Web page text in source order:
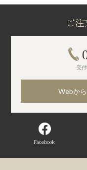
ご
受
Webか
Facebook